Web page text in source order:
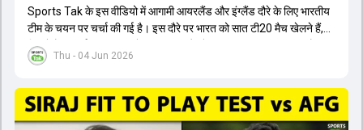
Thu - 04 Jun 2026
Sports Tak के इस वीडियो में आगामी आयरलैंड और इंग्लैंड दौरे के लिए भारतीय
टीम के चयन पर चर्चा की गई है। इस दौरे पर भारत को सात टी20 मैच खेलने हैं,
जिसमें वैभव सूर्यवंशी का टीम में चुना जाना और डेब्यू करना तय माना जा रहा है।
हालांकि, अभिषेक शर्मा और संजू सैमसन ही टीम के फर्स्ट चॉइस ओपनर बने रहेंगे,
नंबर तीन और श्रेयस अय्यर नंबर चार पर खेलेंगे। वहीं, रजत पाटीदार फिलहाल
टी20 टीम की योजना से बाहर हैं, लेकिन वह टेस्ट क्रिकेट में वापसी कर सकते हैं।